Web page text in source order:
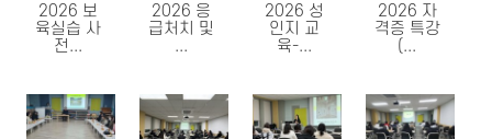
2026 보
육실습 사
전...
2026 응
급처치 및
...
2026 성
인지 교
육-...
2026 자
격증 특강
(...